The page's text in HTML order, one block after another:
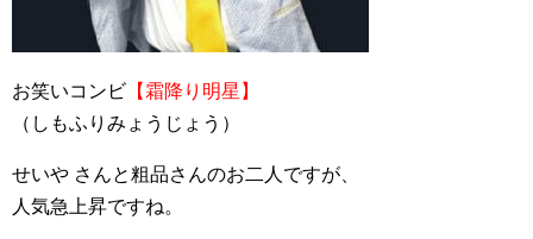
お笑いコンビ 【霜降り明星】
（しもふりみょうじょう）
せいや さんと粗品さんのお二人ですが、
人気急上昇ですね。